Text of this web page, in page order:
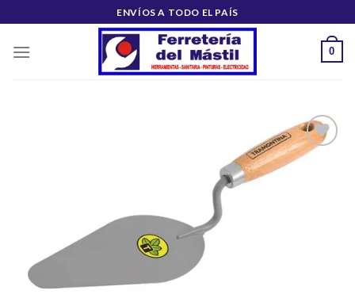
al
contenido
ENVÍOS A TODO EL PAÍS
0